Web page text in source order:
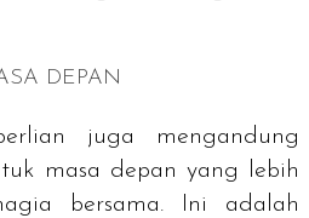
DEPAN
juga mengandung
masa depan yang lebih
bersama. Ini adalah